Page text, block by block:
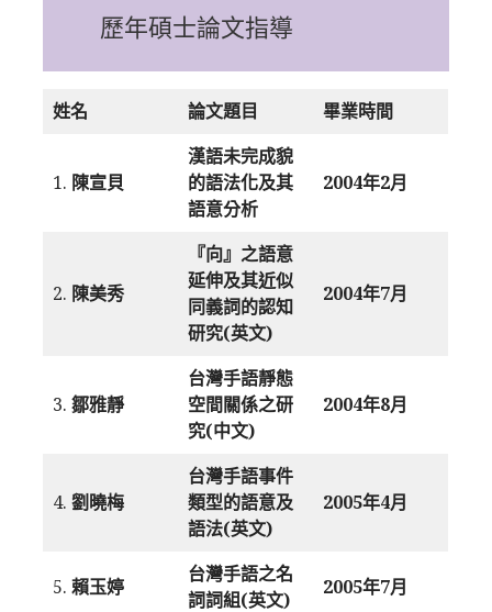
歷年碩士論文指導
姓名 論文題目 畢業時間
1. 陳宣貝
漢語未完成貌
的語法化及其
語意分析
2004年2月
2. 陳美秀
『向』之語意
延伸及其近似
同義詞的認知
研究(英文)
2004年7月
3. 鄒雅靜
台灣手語靜態
空間關係之研
究(中文)
2004年8月
4. 劉曉梅
台灣手語事件
類型的語意及
語法(英文)
2005年4月
5. 賴玉婷
台灣手語之名
詞詞組(英文)
2005年7月